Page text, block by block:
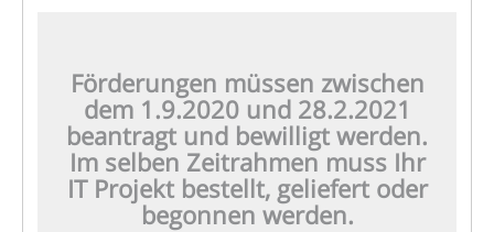
Förderungen müssen zwischen
dem 1.9.2020 und 28.2.2021
beantragt und bewilligt werden.
Im selben Zeitrahmen muss Ihr
IT Projekt bestellt, geliefert oder
begonnen werden.